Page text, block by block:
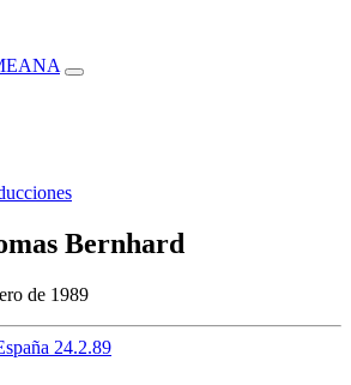
Bernhard
de 1989
24.2.89